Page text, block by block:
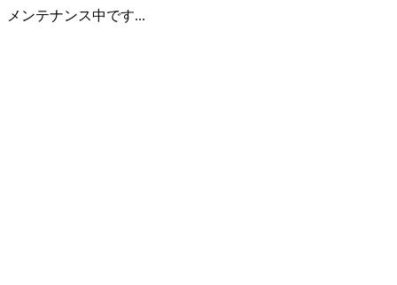
メンテナンス中です...